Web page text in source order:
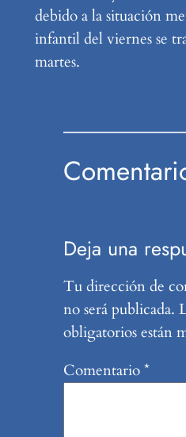
debido a la situación
infantil del viernes se
martes.
Deja una
Tu dirección de
no será publicada.
obligatorios están
Comentario*